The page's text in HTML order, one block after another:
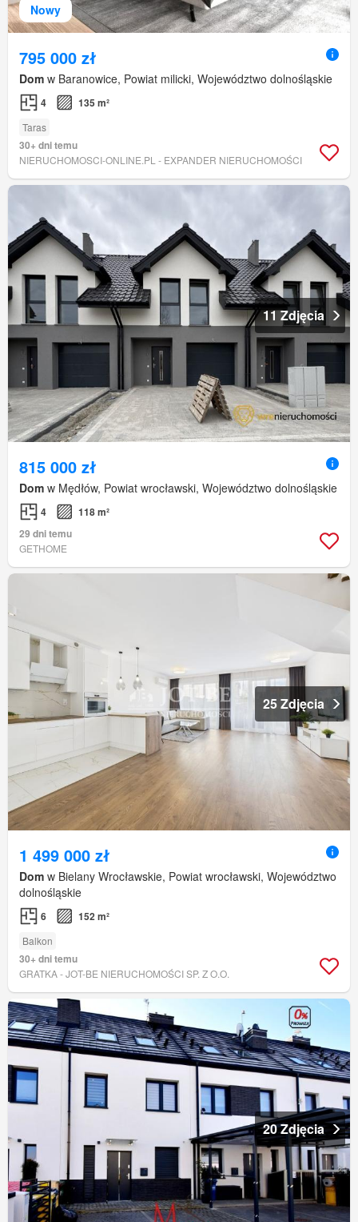
Nowy
795 000 zł
Dom w Baranowice, Powiat milicki, Województwo dolnośląskie
4 135 m²
Taras
30+ dni temu
NIERUCHOMOSCI-ONLINE.PL - EXPANDER NIERUCHOMOŚCI
11 Zdjęcia
815 000 zł
Dom w Mędłów, Powiat wrocławski, Województwo dolnośląskie
4
118 m²
29 dni temu
GETHOME
25 Zdjęcia
1 499 000 zł
Dom w Bielany Wrocławskie, Powiat wrocławski, Województwo
dolnośląskie
6 152 m²
Balkon
30+ dni temu
GRATKA - JOT-BE NIERUCHOMOŚCI SP. Z O.O.
20 Zdjęcia